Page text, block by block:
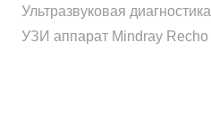
Ультразвуковая диагностика
УЗИ аппарат Mindray Recho